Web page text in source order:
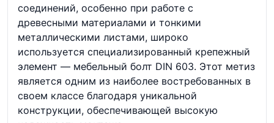
соединений, особенно при работе с
древесными материалами и тонкими
металлическими листами, широко
используется специализированный крепежный
элемент — мебельный болт DIN 603. Этот метиз
является одним из наиболее востребованных в
своем классе благодаря уникальной
конструкции, обеспечивающей высокую